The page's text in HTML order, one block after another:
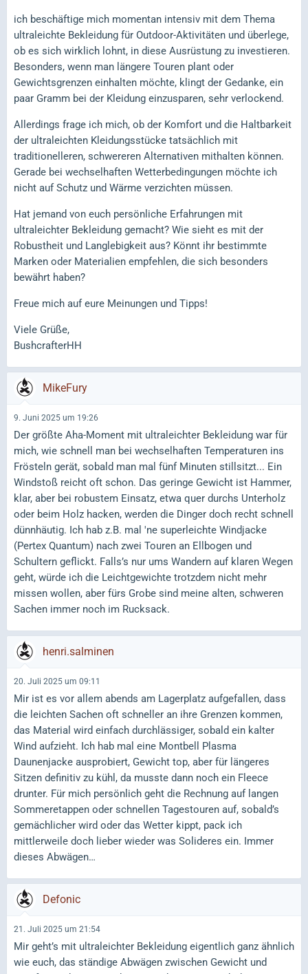
ich beschäftige mich momentan intensiv mit dem Thema
ultraleichte Bekleidung für Outdoor-Aktivitäten und überlege,
ob es sich wirklich lohnt, in diese Ausrüstung zu investieren.
Besonders, wenn man längere Touren plant oder
Gewichtsgrenzen einhalten möchte, klingt der Gedanke, ein
paar Gramm bei der Kleidung einzusparen, sehr verlockend.
Allerdings frage ich mich, ob der Komfort und die Haltbarkeit
der ultraleichten Kleidungsstücke tatsächlich mit
traditionelleren, schwereren Alternativen mithalten können.
Gerade bei wechselhaften Wetterbedingungen möchte ich
nicht auf Schutz und Wärme verzichten müssen.
Hat jemand von euch persönliche Erfahrungen mit
ultraleichter Bekleidung gemacht? Wie sieht es mit der
Robustheit und Langlebigkeit aus? Könnt ihr bestimmte
Marken oder Materialien empfehlen, die sich besonders
bewährt haben?
Freue mich auf eure Meinungen und Tipps!
Viele Grüße,
BushcrafterHH
MikeFury
9. Juni 2025 um 19:26
Der größte Aha-Moment mit ultraleichter Bekleidung war für
mich, wie schnell man bei wechselhaften Temperaturen ins
Frösteln gerät, sobald man mal fünf Minuten stillsitzt... Ein
Windstoß reicht oft schon. Das geringe Gewicht ist Hammer,
klar, aber bei robustem Einsatz, etwa quer durchs Unterholz
oder beim Holz hacken, werden die Dinger doch recht schnell
dünnhäutig. Ich hab z.B. mal 'ne superleichte Windjacke
(Pertex Quantum) nach zwei Touren an Ellbogen und
Schultern geflickt. Falls’s nur ums Wandern auf klaren Wegen
geht, würde ich die Leichtgewichte trotzdem nicht mehr
missen wollen, aber fürs Grobe sind meine alten, schweren
Sachen immer noch im Rucksack.
henri.salminen
20. Juli 2025 um 09:11
Mir ist es vor allem abends am Lagerplatz aufgefallen, dass
die leichten Sachen oft schneller an ihre Grenzen kommen,
das Material wird einfach durchlässiger, sobald ein kalter
Wind aufzieht. Ich hab mal eine Montbell Plasma
Daunenjacke ausprobiert, Gewicht top, aber für längeres
Sitzen definitiv zu kühl, da musste dann noch ein Fleece
drunter. Für mich persönlich geht die Rechnung auf langen
Sommeretappen oder schnellen Tagestouren auf, sobald’s
gemächlicher wird oder das Wetter kippt, pack ich
mittlerweile doch lieber wieder was Solideres ein. Immer
dieses Abwägen…
Defonic
21. Juli 2025 um 21:54
Mir geht’s mit ultraleichter Bekleidung eigentlich ganz ähnlich
wie euch, das ständige Abwägen zwischen Gewicht und